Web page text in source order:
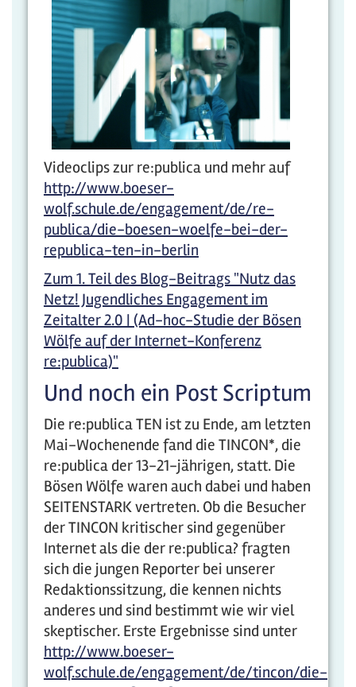
Videoclips zur re:publica und mehr auf
http://www.boeser-
wolf.schule.de/engagement/de/re-
publica/die-boesen-woelfe-bei-der-
republica-ten-in-berlin
Zum 1. Teil des Blog-Beitrags "Nutz das
Netz! Jugendliches Engagement im
Zeitalter 2.0 | (Ad-hoc-Studie der Bösen
Wölfe auf der Internet-Konferenz
re:publica)"
Und noch ein Post Scriptum
Die re:publica TEN ist zu Ende, am letzten
Mai-Wochenende fand die TINCON*, die
re:publica der 13-21-jährigen, statt. Die
Bösen Wölfe waren auch dabei und haben
SEITENSTARK vertreten. Ob die Besucher
der TINCON kritischer sind gegenüber
Internet als die der re:publica? fragten
sich die jungen Reporter bei unserer
Redaktionssitzung, die kennen nichts
anderes und sind bestimmt wie wir viel
skeptischer. Erste Ergebnisse sind unter
http://www.boeser-
wolf.schule.de/engagement/de/tincon/die-